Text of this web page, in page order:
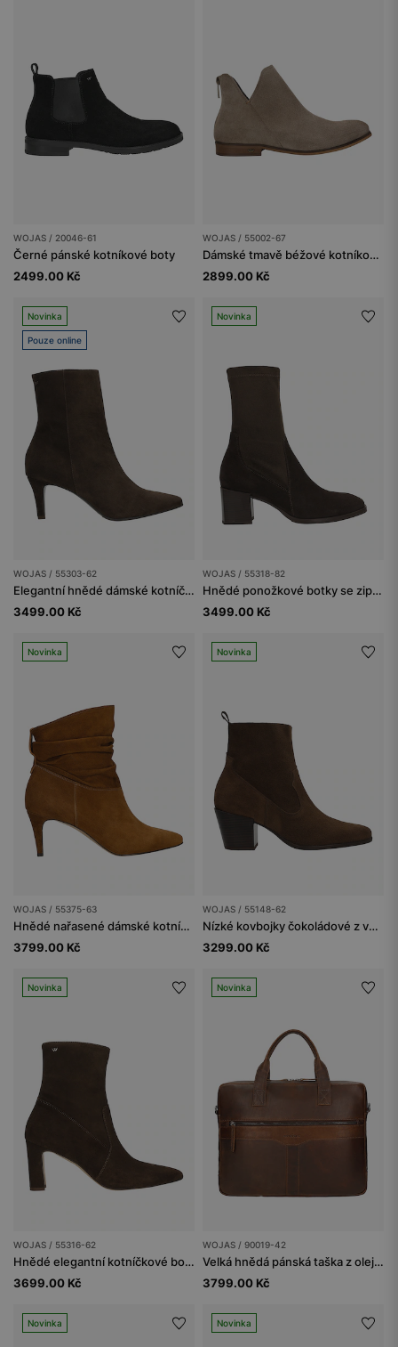
WOJAS / 20046-61
Černé pánské kotníkové boty
2499.00 Kč
WOJAS / 55002-67
Dámské tmavě béžové kotníkové boty z velurové kůže
2899.00 Kč
Novinka
Pouze online
WOJAS / 55303-62
Elegantní hnědé dámské kotníčkové boty na jehle
3499.00 Kč
Novinka
WOJAS / 55318-82
Hnědé ponožkové botky se zipem
3499.00 Kč
Novinka
WOJAS / 55375-63
Hnědé nařasené dámské kotníčkové boty na jehlovém podpatku
3799.00 Kč
Novinka
WOJAS / 55148-62
Nízké kovbojky čokoládové z velurové štípanky
3299.00 Kč
Novinka
WOJAS / 55316-62
Hnědé elegantní kotníčkové boty na podpatku
3699.00 Kč
Novinka
WOJAS / 90019-42
Velká hnědá pánská taška z olejované kůže pull up
3799.00 Kč
Novinka Novinka